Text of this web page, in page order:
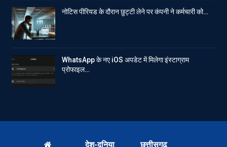
नोटिस पीरियड के दौरान छुट्टी लेने पर कंपनी ने कर्मचारी को…
WhatsApp के नए iOS अपडेट में मिलेगा इंस्टाग्राम
प्रोफाइल…
देश-दुनिया छत्तीसगढ़